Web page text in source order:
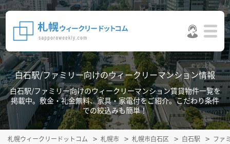
白石駅/ファミリー向けのウィークリーマンション情報
白石駅/ファミリー向けのウィークリーマンション賃貸物件一覧を
掲載中。敷金・礼金無料、家具・家電付をご紹介。こだわり条件
での絞込みも簡単！
札幌ウィークリードットコム 札幌市 札幌市白石区 白石駅 ファ